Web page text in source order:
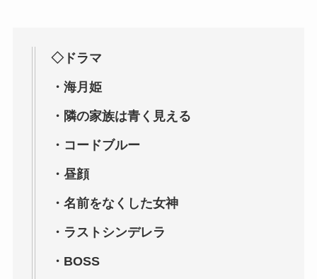
◇ドラマ
・海月姫
・隣の家族は青く見える
・コードブルー
・昼顔
・名前をなくした女神
・ラストシンデレラ
・BOSS